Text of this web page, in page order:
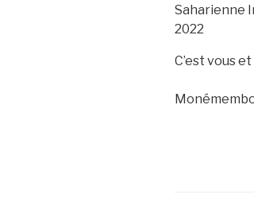
Saharienne
2022
C’est vous et